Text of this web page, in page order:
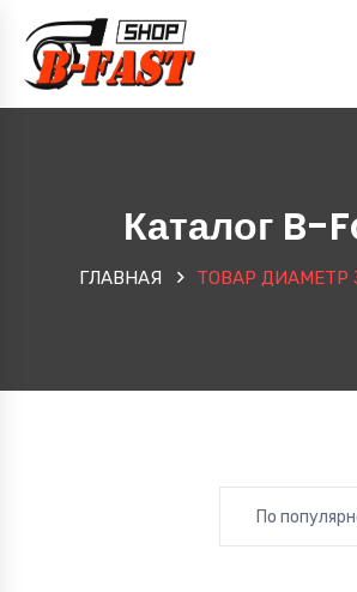
Каталог B-
ГЛАВНАЯ ТОВАР ДИАМЕТР
По